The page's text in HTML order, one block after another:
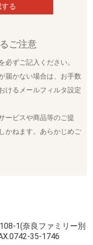
ご注意
必ずご記入ください。
届かない場合は、お手数
けるメールフィルタ設定
ービスや商品等のご提
かねます。あらかじめご
1(奈良ファミリー別
35-1746